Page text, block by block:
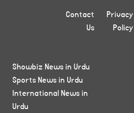
Privacy
Policy
Contact
Us
Showbiz News in Urdu
Sports News in Urdu
International News in
Urdu